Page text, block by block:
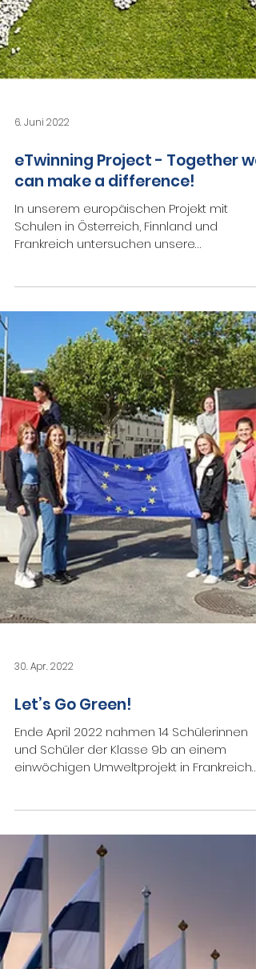
6. Juni 2022
can make a difference!
In unserem europäischen Projekt mit
30. Apr. 2022
Let’s Go Green!
einwöchigen Umweltprojekt in Frankreich
teil.